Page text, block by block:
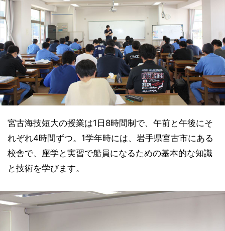
宮古海技短大の授業は1日8時間制で、午前と午後にそ
れぞれ4時間ずつ。1学年時には、岩手県宮古市にある
校舎で、座学と実習で船員になるための基本的な知識
と技術を学びます。